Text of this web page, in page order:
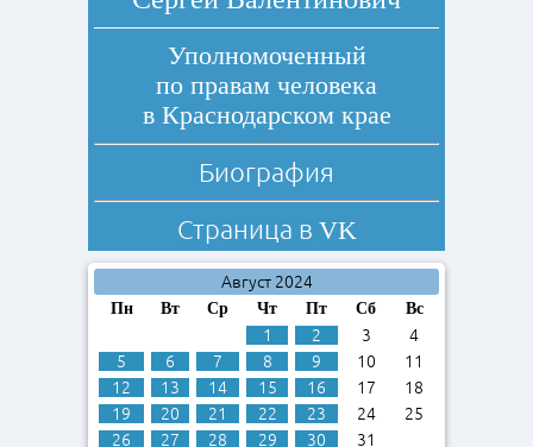
Уполномоченный
по правам человека
в Краснодарском крае
Биография
Страница в VK
Август 2024
Пн Вт Ср Чт Пт Сб Вс
1 2 3
4
5
6 7 8 9 10
11
12
13 14 15 16 17
18
19
20 21 22 23 24
25
26
27 28 29 30 31